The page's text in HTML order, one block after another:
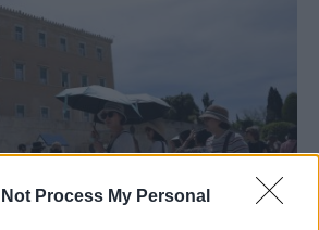
Not Process My Personal